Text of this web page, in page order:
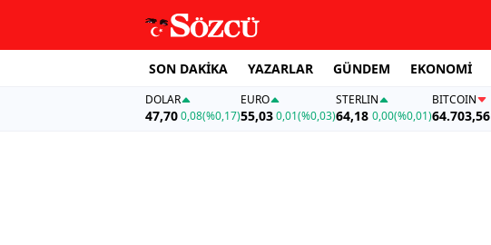
SON DAKİKA YAZARLAR GÜNDEM EKONOMİ
DOLAR
47,700,08(%0,17)
EURO
55,03 0,01(%0,03)
STERLIN
64,18 0,00(%0,01)
BITCOIN
64.703,56